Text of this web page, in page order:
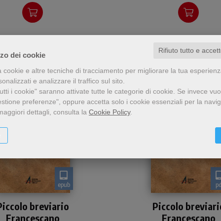
dei cookie
Rifiuto tutto e
cookie e altre tecniche di tracciamento per migliorare la tua
e analizzare il traffico sul sito.
i cookie" saranno attivate tutte le categorie di cookie. Se invece
preferenze", oppure accetta solo i cookie essenziali per la
dettagli, consulta la Cookie Policy.
epub
brevi citazioni e
altrettanto brevi
breviario
Francescano
attraverso brevi citazioni
altrettanto brevi
Piccolo
Francescano